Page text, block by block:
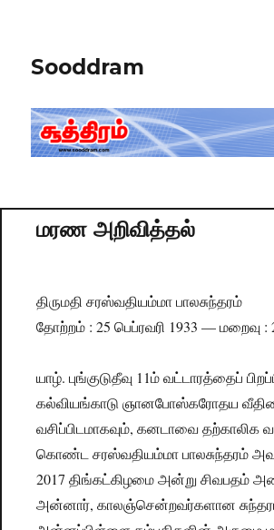
Sooddram
மரண அறிவித்தல்
திருமதி சரஸ்வதியம்மா பாலசுந்தரம்
தோற்றம் : 25 பெப்ரவரி 1933 — மறைவு :
யாழ். புங்குடுதீவு 11ம் வட்டாரத்தைப்
கல்வியங்காடு ஞானபோஸ்கரோதய
வசிப்பிடமாகவும், கனடாவை தற்காலிக
கொண்ட சரஸ்வதியம்மா பாலசுந்தரம்
2017 திங்கட்கிழமை அன்று சிவபதம்
அன்னார், காலஞ்சென்றவர்களான